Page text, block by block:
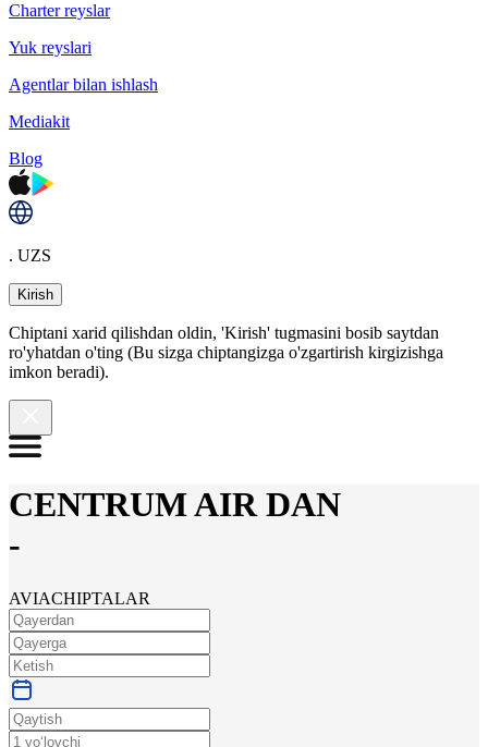
Charter reyslar
Yuk reyslari
Agentlar bilan ishlash
Mediakit
Blog
. UZS
Kirish
Chiptani xarid qilishdan oldin, 'Kirish' tugmasini bosib saytdan
ro'yhatdan o'ting (Bu sizga chiptangizga o'zgartirish kirgizishga
imkon beradi).
CENTRUM AIR DAN
-
AVIACHIPTALAR